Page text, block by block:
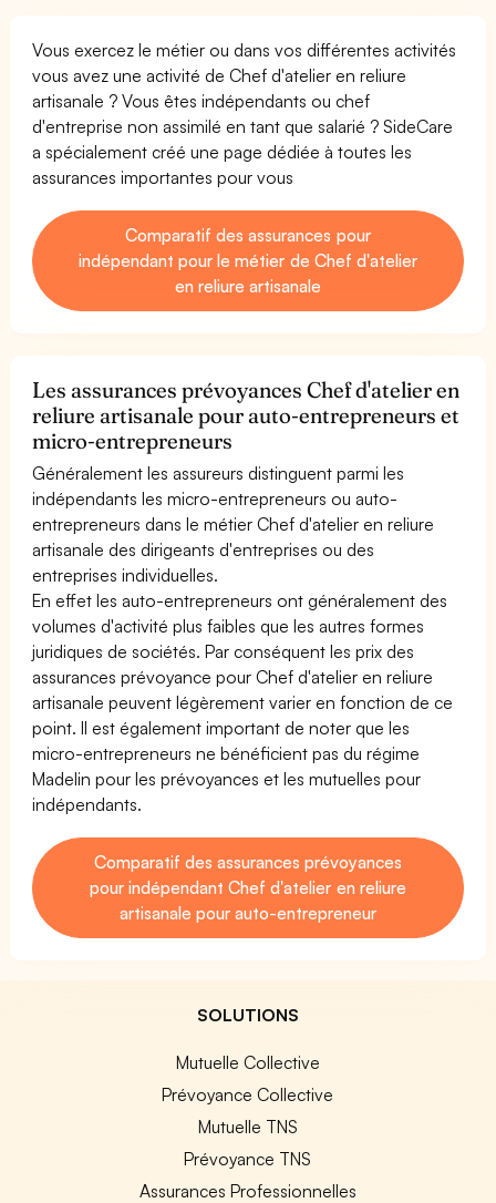
Vous exercez le métier ou dans vos différentes activités
vous avez une activité de Chef d'atelier en reliure
artisanale ? Vous êtes indépendants ou chef
d'entreprise non assimilé en tant que salarié ? SideCare
a spécialement créé une page dédiée à toutes les
assurances importantes pour vous
Comparatif des assurances pour
indépendant pour le métier de Chef d'atelier
en reliure artisanale
Les assurances prévoyances Chef d'atelier en
reliure artisanale pour auto-entrepreneurs et
micro-entrepreneurs
Généralement les assureurs distinguent parmi les
indépendants les micro-entrepreneurs ou auto-
entrepreneurs dans le métier Chef d'atelier en reliure
artisanale des dirigeants d'entreprises ou des
entreprises individuelles.
En effet les auto-entrepreneurs ont généralement des
volumes d'activité plus faibles que les autres formes
juridiques de sociétés. Par conséquent les prix des
assurances prévoyance pour Chef d'atelier en reliure
artisanale peuvent légèrement varier en fonction de ce
point. Il est également important de noter que les
micro-entrepreneurs ne bénéficient pas du régime
Madelin pour les prévoyances et les mutuelles pour
indépendants.
Comparatif des assurances prévoyances
pour indépendant Chef d'atelier en reliure
artisanale pour auto-entrepreneur
SOLUTIONS
Mutuelle Collective
Prévoyance Collective
Mutuelle TNS
Prévoyance TNS
Assurances Professionnelles